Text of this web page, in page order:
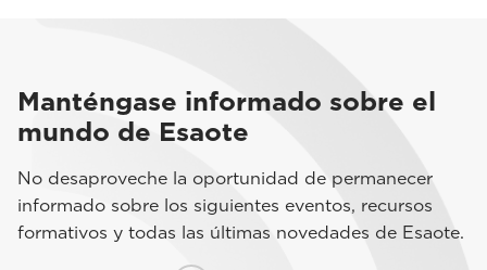
Manténgase informado sobre el
mundo de Esaote
No desaproveche la oportunidad de permanecer
informado sobre los siguientes eventos, recursos
formativos y todas las últimas novedades de Esaote.